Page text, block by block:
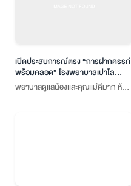
เปิดประสบการณ์ตรง “การฝากครรภ์
พร้อมคลอด” โรงพยาบาลเปาโล
โชคชัย 4
พยาบาลดูเเลน้องเเละคุณเเม่ดีมาก ห้อง